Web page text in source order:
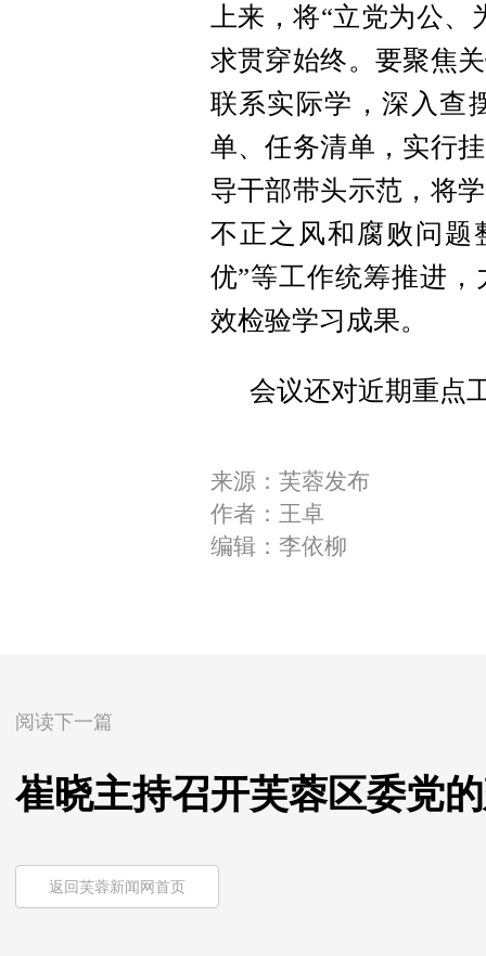
上来，将“立党为公
求贯穿始终。要聚焦
联系实际学，深入查
单、任务清单，实行
导干部带头示范，将
不正之风和腐败问题
优”等工作统筹推进
效检验学习成果。
会议还对近期重点
来源：芙蓉发布
作者：王卓
编辑：李依柳
阅读下一篇
崔晓主持召开芙蓉区委党
返回芙蓉新闻网首页